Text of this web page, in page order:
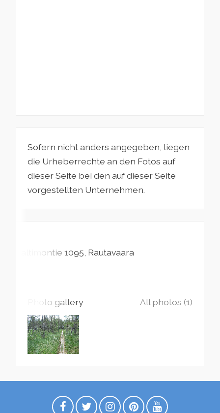
Sofern nicht anders angegeben, liegen
die Urheberrechte an den Fotos auf
dieser Seite bei den auf dieser Seite
vorgestellten Unternehmen.
Valtimontie 1095 Rautavaara
Photo gallery All photos (1)